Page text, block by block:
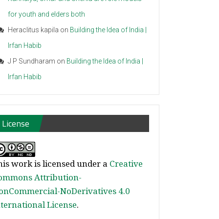
for youth and elders both
Heraclitus kapila on Building the Idea of India |
Irfan Habib
J P Sundharam on Building the Idea of India |
Irfan Habib
License
work is licensed under a Creative
Attribution-
NoDerivatives 4.0
License.